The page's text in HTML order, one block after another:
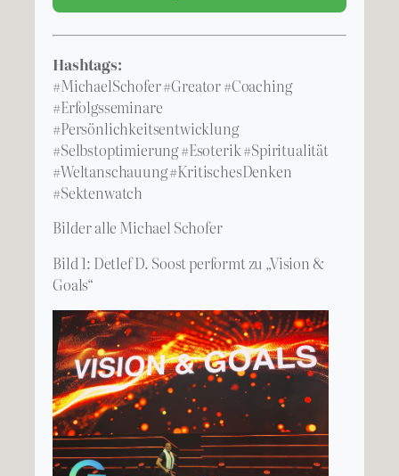
Hashtags:
#MichaelSchofer #Greator #Coaching
#Erfolgsseminare
#Persönlichkeitsentwicklung
#Selbstoptimierung #Esoterik #Spiritualität
#Weltanschauung #KritischesDenken
#Sektenwatch
Bilder alle Michael Schofer
Bild 1: Detlef D. Soost performt zu „Vision &
Goals“